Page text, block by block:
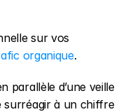
sur vos
organique.
parallèle d’une veille
surréagir à un chiffre